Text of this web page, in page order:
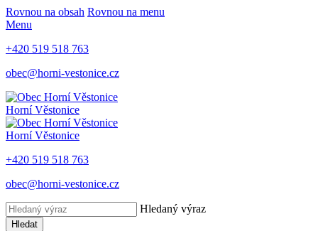
Rovnou na obsah Rovnou na menu
Menu
+420 519 518 763
obec@horni-vestonice.cz
Horní Věstonice
Horní Věstonice
+420 519 518 763
obec@horni-vestonice.cz
Hledaný výraz
Hledat